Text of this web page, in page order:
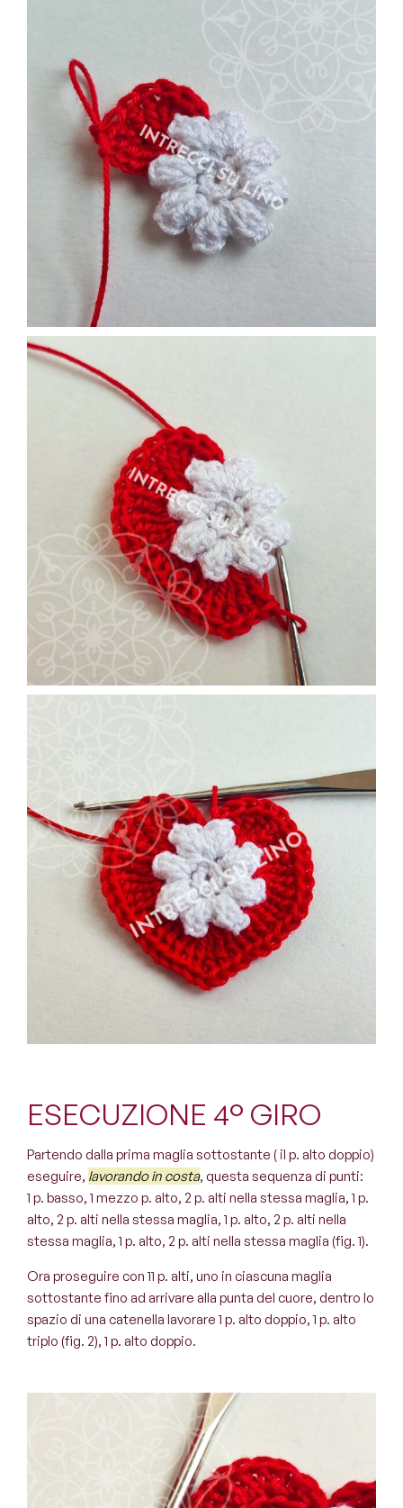
ESECUZIONE 4° GIRO
Partendo dalla prima maglia sottostante ( il p. alto doppio)
eseguire, lavorando in costa, questa sequenza di punti:
1 p. basso, 1 mezzo p. alto, 2 p. alti nella stessa maglia, 1 p.
alto, 2 p. alti nella stessa maglia, 1 p. alto, 2 p. alti nella
stessa maglia, 1 p. alto, 2 p. alti nella stessa maglia (fig. 1).
Ora proseguire con 11 p. alti, uno in ciascuna maglia
sottostante fino ad arrivare alla punta del cuore, dentro lo
spazio di una catenella lavorare 1 p. alto doppio, 1 p. alto
triplo (fig. 2), 1 p. alto doppio.